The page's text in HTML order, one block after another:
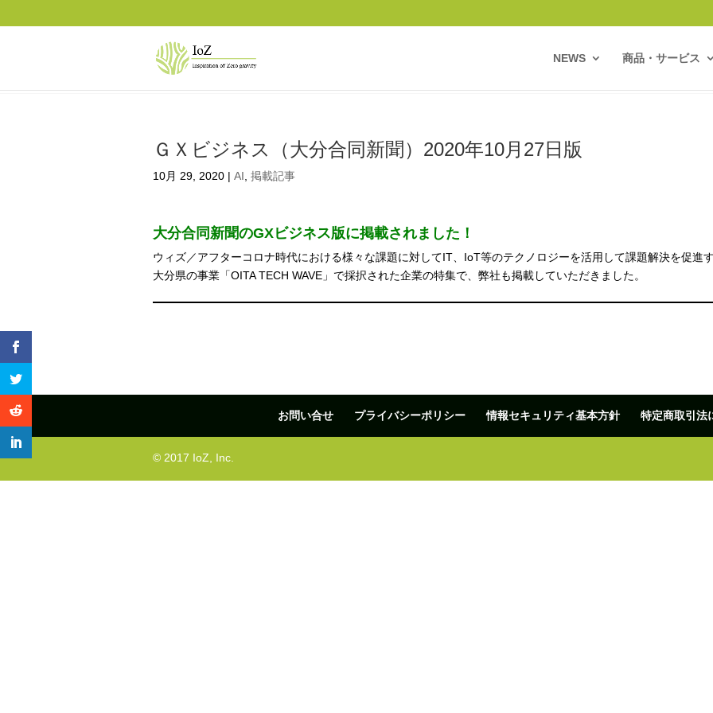
NEWS 商品・サービス
ＧＸビジネス（大分合同新聞）2020年10月27日版
10月 29, 2020 | AI 掲載記事
大分合同新聞のGXビジネス版に掲載されました！
ウィズ／アフターコロナ時代における様々な課題に対してIT、IoT等のテクノロジーを活用して課題解決を促進
大分県の事業「OITA TECH WAVE」で採択された企業の特集で、弊社も掲載していただきました。
お問い合せ プライバシーポリシー 情報セキュリティ基本方針 特定商取引法
© 2017 IoZ, Inc.